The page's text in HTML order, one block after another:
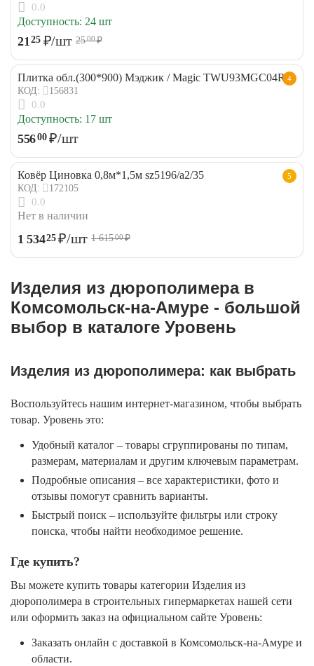
0.0
Доступность: 24 шт
21 25 ₽/шт 2500 ₽
4
Плитка обл.(300*900) Мэджик / Magic TWU93MGC04R
КОД: 156831
0.0
Доступность: 17 шт
55600 ₽/шт
5
Ковёр Циновка 0,8м*1,5м sz5196/a2/35
КОД: 172105
0.0
Нет в наличии
1 53425 ₽/шт 1 61500₽
Изделия из дюрополимера в
Комсомольск-на-Амуре - большой
выбор в каталоге Уровень
Изделия из дюрополимера: как выбрать
Воспользуйтесь нашим интернет-магазином, чтобы выбрать
товар. Уровень это:
Удобный каталог – товары сгруппированы по типам,
размерам, материалам и другим ключевым параметрам.
Подробные описания – все характеристики, фото и
отзывы помогут сравнить варианты.
Быстрый поиск – используйте фильтры или строку
поиска, чтобы найти необходимое решение.
Где купить?
Вы можете купить товары категории Изделия из
дюрополимера в строительных гипермаркетах нашей сети
или оформить заказ на официальном сайте Уровень:
Заказать онлайн с доставкой в Комсомольск-на-Амуре и
области.